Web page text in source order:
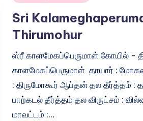
Sri
Thirumohur
ஸ்ரீ காளமேகப்பெருமாள் கோயில் -
காளமேகப்பெருமாள் தாயார் :
: திருமோகூர் ஆப்தன் தல தீர்த்தம் :
பாற்கடல் தீர்த்தம் தல விருட்சம் :
மாவட்டம் :…